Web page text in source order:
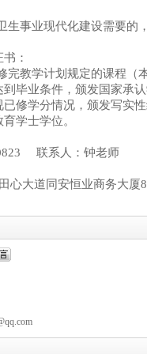
生事业现代化建设需要的
：
完教学计划规定的课程（
毕业条件，颁发国家承
修学分情况，颁发写实
学士学位。
联系人：钟老师
心大道同安恒业商务大厦8